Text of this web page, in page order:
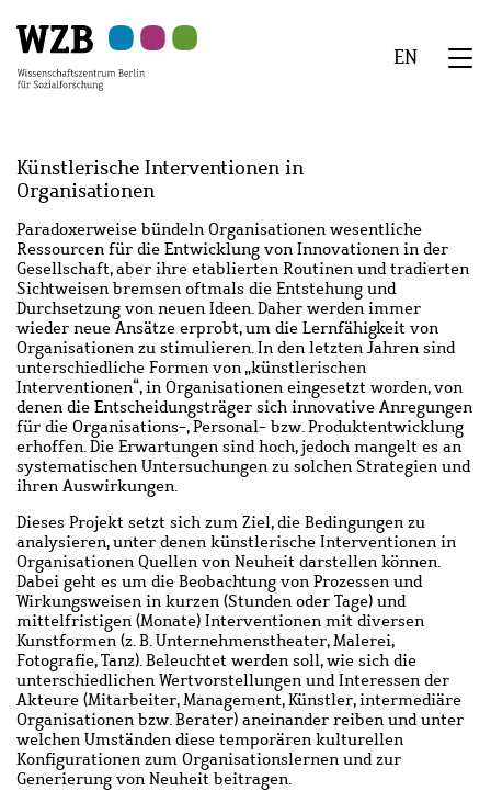
Hauptinhalt
springen
Navigation
springen
Suche
springen
Sekundärnavigation
springen
Fußzeile
springen
EN
Künstlerische Interventionen in
Organisationen
Abstract
Paradoxerweise bündeln Organisationen wesentliche
Ressourcen für die Entwicklung von Innovationen in der
Gesellschaft, aber ihre etablierten Routinen und tradierten
Sichtweisen bremsen oftmals die Entstehung und
Durchsetzung von neuen Ideen. Daher werden immer
wieder neue Ansätze erprobt, um die Lernfähigkeit von
Organisationen zu stimulieren. In den letzten Jahren sind
unterschiedliche Formen von „künstlerischen
Interventionen“, in Organisationen eingesetzt worden, von
denen die Entscheidungsträger sich innovative Anregungen
für die Organisations-, Personal- bzw. Produktentwicklung
erhoffen. Die Erwartungen sind hoch, jedoch mangelt es an
systematischen Untersuchungen zu solchen Strategien und
ihren Auswirkungen.
Dieses Projekt setzt sich zum Ziel, die Bedingungen zu
analysieren, unter denen künstlerische Interventionen in
Organisationen Quellen von Neuheit darstellen können.
Dabei geht es um die Beobachtung von Prozessen und
Wirkungsweisen in kurzen (Stunden oder Tage) und
mittelfristigen (Monate) Interventionen mit diversen
Kunstformen (z. B. Unternehmenstheater, Malerei,
Fotografie, Tanz). Beleuchtet werden soll, wie sich die
unterschiedlichen Wertvorstellungen und Interessen der
Akteure (Mitarbeiter, Management, Künstler, intermediäre
Organisationen bzw. Berater) aneinander reiben und unter
welchen Umständen diese temporären kulturellen
Konfigurationen zum Organisationslernen und zur
Generierung von Neuheit beitragen.